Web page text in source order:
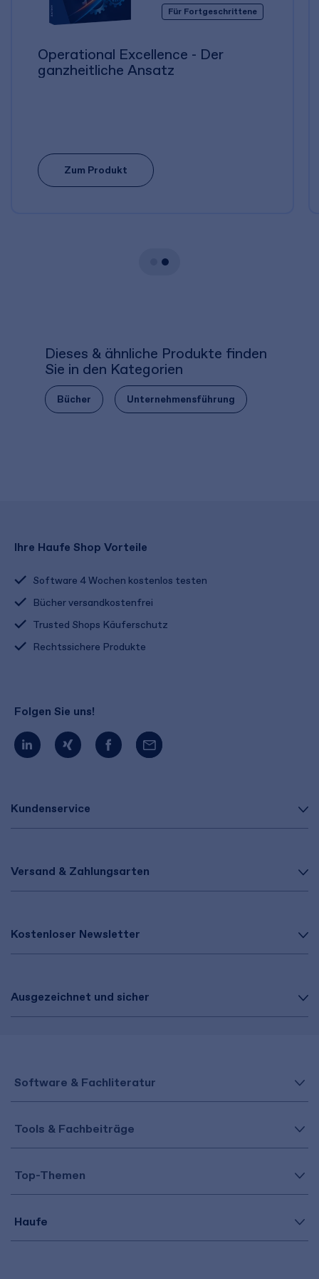
Für Fortgeschrittene
Operational Excellence - Der
ganzheitliche Ansatz
Zum Produkt
Dieses & ähnliche Produkte finden
Sie in den Kategorien
Bücher Unternehmensführung
Kundenservice
Versand & Zahlungsarten
Kostenloser Newsletter
Ausgezeichnet und sicher
Ihre Haufe Shop Vorteile
Software 4 Wochen kostenlos testen
Bücher versandkostenfrei
Trusted Shops Käuferschutz
Rechtssichere Produkte
Folgen Sie uns!
Software & Fachliteratur
Tools & Fachbeiträge
Top-Themen
Haufe